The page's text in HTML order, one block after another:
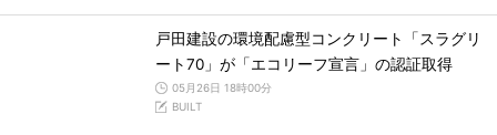
戸田建設の環境配慮型コンクリート「スラグリ
ート70」が「エコリーフ宣言」の認証取得
05月26日 18時00分
BUILT